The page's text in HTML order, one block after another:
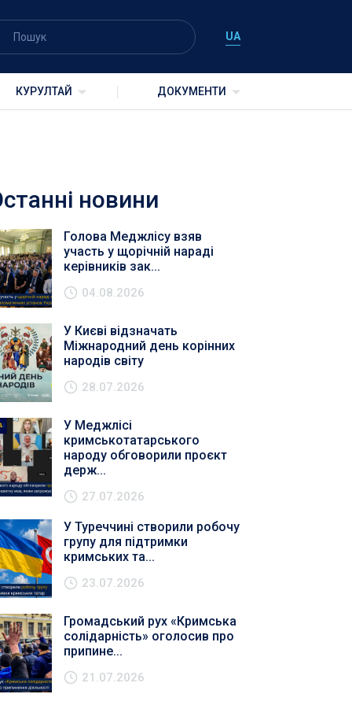
UA
КУРУЛТАЙ ДОКУМЕНТИ
новини
Голова Меджлісу взяв
участь у щорічній нараді
керівників зак...
04.08.2026
У Києві відзначать
Міжнародний день корінних
народів світу
28.07.2026
У Меджлісі
кримськотатарського
народу обговорили проєкт
держ...
27.07.2026
У Туреччині створили робочу
групу для підтримки
кримських та...
23.07.2026
Громадський рух «Кримська
солідарність» оголосив про
припине...
21.07.2026